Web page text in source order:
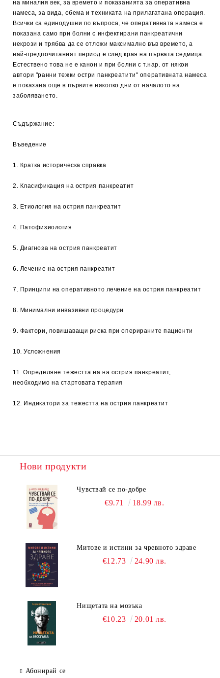
на миналия век, за времето и показанията за оперативна
намеса, за вида, обема и техниката на прилагатана операция.
Всички са единодушни по въпроса, че оперативната намеса е
показана само при болни с инфектирани панкреатични
некрози и трябва да се отложи максимално във времето, а
най-предпочитаният период е след края на първата седмица.
Естествено това не е канон и при болни с т.нар. от някои
автори "ранни тежки остри панкреатити" оперативната намеса
е показана още в първите няколко дни от началото на
заболяването.
Съдържание:
Въведение
1. Кратка историческа справка
2. Класификация на острия панкреатит
3. Етиология на острия панкреатит
4. Патофизиология
5. Диагноза на острия панкреатит
6. Лечение на острия панкреатит
7. Принципи на оперативното лечение на острия панкреатит
8. Минимални инвазивни процедури
9. Фактори, повишаващи риска при оперираните пациенти
10. Усложнения
11. Определяне тежестта на на острия панкреатит,
необходимо на стартовата терапия
12. Индикатори за тежестта на острия панкреатит
Нови продукти
Чувствай се по-добре
€9.71 18.99 лв.
Митове и истини за чревното здраве
€12.73 24.90 лв.
Нищетата на мозъка
€10.23 20.01 лв.
Абонирай се